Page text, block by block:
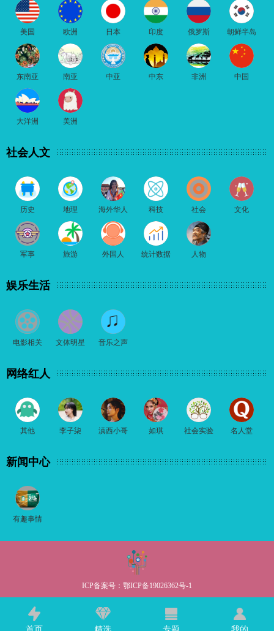
美国 欧洲 日本 印度 俄罗斯 朝鲜半岛
东南亚 南亚 中亚 中东 非洲 中国
大洋洲 美洲
社会人文
历史 地理 海外华人 科技 社会 文化
军事 旅游 外国人 统计数据 人物
娱乐生活
电影相关 文体明星 音乐之声
网络红人
其他 李子柒 滇西小哥 如琪 社会实验 名人堂
新闻中心
有趣事情
ICP备案号： 鄂ICP备19026362号-1